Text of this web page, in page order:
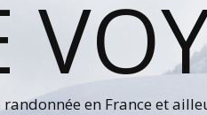
en France et